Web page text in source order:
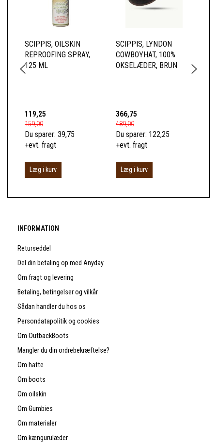
SCIPPIS, OILSKIN
REPROOFING SPRAY,
125 ML
119,25
159,00
Du sparer: 39,75
+evt. fragt
Læg i kurv
SCIPPIS, LYNDON
COWBOYHAT, 100%
OKSELÆDER, BRUN
366,75
489,00
Du sparer: 122,25
+evt. fragt
Læg i kurv
INFORMATION
Returseddel
Del din betaling op med Anyday
Om fragt og levering
Betaling, betingelser og vilkår
Sådan handler du hos os
Persondatapolitik og cookies
Om OutbackBoots
Mangler du din ordrebekræftelse?
Om hatte
Om boots
Om oilskin
Om Gumbies
Om materialer
Om kængurulæder